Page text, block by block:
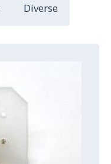
Diverse